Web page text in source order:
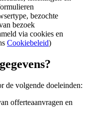
bezochte
bezoek
via cookies en
Cookiebeleid)
de volgende doeleinden:
offerteaanvragen en